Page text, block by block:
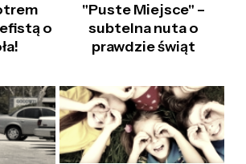
o
"Puste Miejsce" –
subtelna nuta o
prawdzie świąt